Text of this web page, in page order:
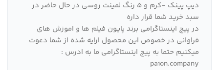
دیپ پینک -کرم و 5 رنگ لمینت روسی در حال حاضر در
سبد خرید شما قرار داره
در پیج اینستاگرامی برند پایون فیلم ها و اموزش های
فراوانی در خصوص این محصول ارایه شده از شما دعوت
میکنیم حتما به پیج اینستاگرامی ما به ادرس :
paion.company